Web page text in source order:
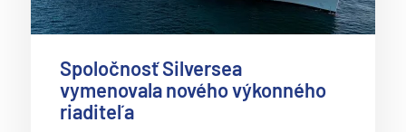
Spoločnosť Silversea
vymenovala nového výkonného
riaditeľa